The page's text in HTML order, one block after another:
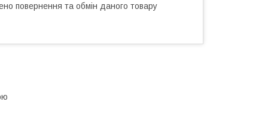
повернення та обмін даного товару